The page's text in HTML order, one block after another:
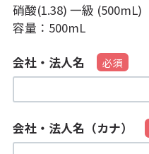
硝酸(1.38) 一級 (500mL)
容量： 500mL
会社・法人名
会社・法人名（カナ）